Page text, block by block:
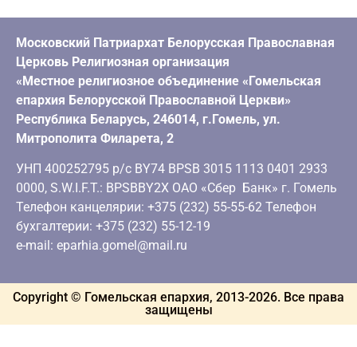
Московский Патриархат Белорусская Православная
Церковь Религиозная организация
«Местное религиозное объединение «Гомельская
епархия Белорусской Православной Церкви»
Республика Беларусь, 246014, г.Гомель, ул.
Митрополита Филарета, 2
УНП 400252795 р/с BY74 BPSB 3015 1113 0401 2933
0000, S.W.I.F.T.: BPSBBY2X ОАО «Сбер Банк» г. Гомель
Телефон канцелярии: +375 (232) 55-55-62 Телефон
бухгалтерии: +375 (232) 55-12-19
e-mail: eparhia.gomel@mail.ru
Copyright © Гомельская епархия, 2013-2026. Все права
защищены